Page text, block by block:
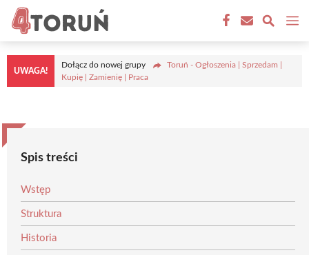
Przejdź
treści
UWAGA!
Dołącz do nowej grupy
Toruń - Ogłoszenia | Sprzedam |
Kupię | Zamienię | Praca
Spis treści
Wstęp
Struktura
Historia